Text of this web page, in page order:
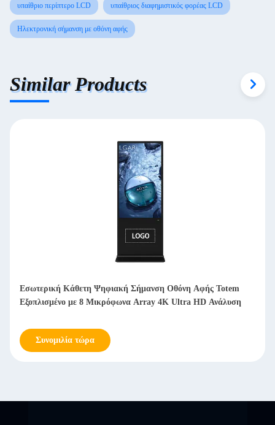
υπαίθριο περίπτερο LCD υπαίθριος διαφημιστικός φορέας LCD
Ηλεκτρονική σήμανση με οθόνη αφής
Similar Products
75" 43" 55 ιντσών Οθόνη LCD Signage Indoor Totem Kiosk
Pen / Finger Touch
Συνομιλία τώρα